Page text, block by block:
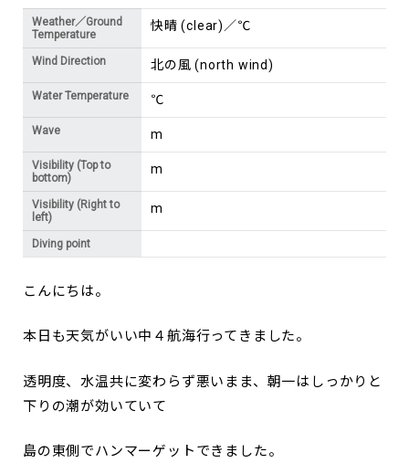
Weather／Ground
Temperature
快晴 (clear)／℃
Wind Direction 北の風 (north wind)
Water Temperature ℃
Wave m
Visibility (Top to
bottom)
m
Visibility (Right to
left)
m
Diving point
こんにちは。
本日も天気がいい中４航海行ってきました。
透明度、水温共に変わらず悪いまま、朝一はしっかりと
下りの潮が効いていて
島の東側でハンマーゲットできました。